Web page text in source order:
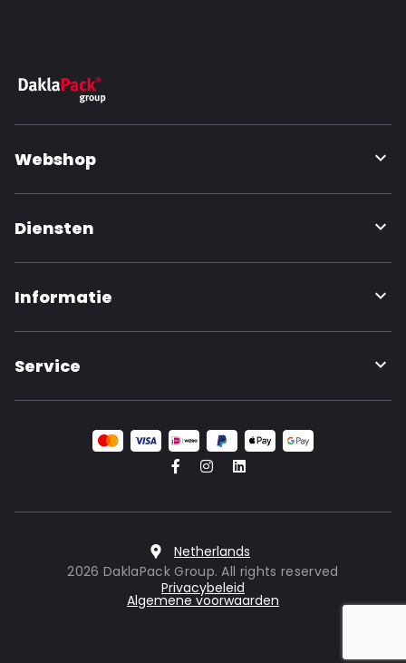
Webshop
Diensten
Informatie
Service
Netherlands
2026 DaklaPack Group. All rights reserved
Privacybeleid
Algemene voorwaarden